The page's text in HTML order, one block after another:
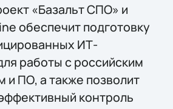
«Базальт СПО» и
обеспечит подготовку
ИТ-
работы с российским
и ПО, а также позволит
контроль